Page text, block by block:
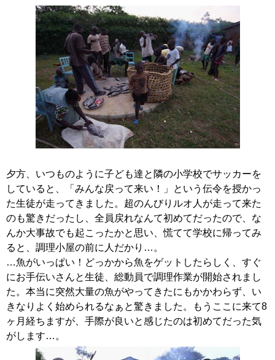
夕方、いつものように子ども達と隣の小学校でサッカーを
していると、「みんな戻って来い！」という伝令を授かっ
た生徒が走ってきました。超のんびりルオ人が走って来た
のも驚きだったし、全員戻れなんて初めてだったので、な
んか大事故でも起こったかと思い、慌てて学校に帰ってみ
ると、調理小屋の前に人だかり…。
…魚がいっぱい！どっかから魚をゲットしたらしく、すぐ
にお手伝いさんと生徒、総動員で調理作業が開始されまし
た。本当に突然大量の魚がやってきたにもかかわらず、い
きなりよく始められるなぁと驚きました。もうここに来て8
ヶ月経ちますが、手際が良いと感じたのは初めてだった気
がします…。